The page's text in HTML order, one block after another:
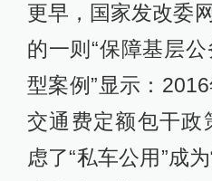
更早，国家发改委
的一则“保障基层
型案例”显示：
交通费定额包干政
虑了“私车公用”成